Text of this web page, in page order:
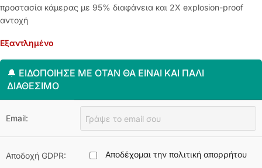
προστασία κάμερας με 95% διαφάνεια και 2X explosion-proof
αντοχή
Εξαντλημένο
🔔 ΕΙΔΟΠΟΊΗΣΈ ΜΕ ΌΤΑΝ ΘΑ ΕΊΝΑΙ ΚΑΙ ΠΆΛΙ
ΔΙΑΘΈΣΙΜΟ
Email:
Αποδοχή GDPR: Αποδέχομαι την πολιτική απορρήτου